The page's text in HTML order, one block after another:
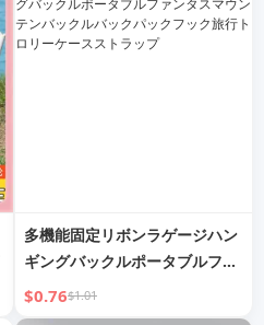
多機能固定リボンラゲージハン
ギングバックルポータブルファ
ンタスマウンテンバックルバッ
クパックフック旅行トロリーケ
$0.76$1.01